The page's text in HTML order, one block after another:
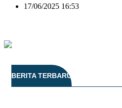
17/06/2025 16:53
BERITA TERBARU